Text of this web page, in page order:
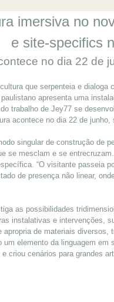
imersiva no
e site-specifics
no dia 22 de
que serpenteia e
apresenta uma
trabalho de Jey77 se
acontece no dia 22 de
singular de construção de
se mesclam e se
“O visitante passeia
de presença não linear,
as possibilidades
instalativas e
de materiais
elemento da linguagem
criou cenários para grandes